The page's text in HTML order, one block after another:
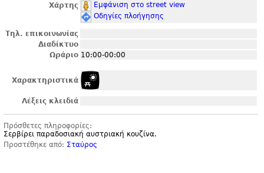
Χάρτης
Εμφάνιση στο street view
Οδηγίες πλοήγησης
Τηλ. επικοινωνίας
Διαδίκτυο
Ωράριο 10:00-00:00
Χαρακτηριστικά
Λέξεις κλειδιά
Πρόσθετες πληροφορίες:
Σερβίρει παραδοσιακή αυστριακή κουζίνα.
Προστέθηκε από: Σταύρος